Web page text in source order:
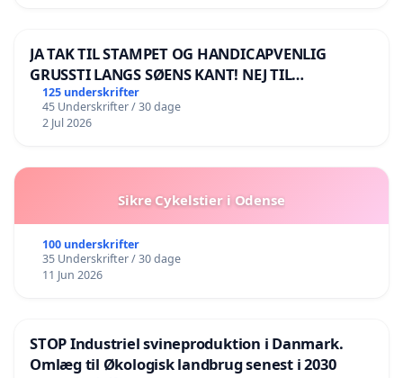
JA TAK TIL STAMPET OG HANDICAPVENLIG
GRUSSTI LANGS SØENS KANT! NEJ TIL
BOARDWALK VÆK FRA SØEN
125 underskrifter
45 Underskrifter / 30 dage
2 Jul 2026
Sikre Cykelstier i Odense
100 underskrifter
35 Underskrifter / 30 dage
11 Jun 2026
STOP Industriel svineproduktion i Danmark.
Omlæg til Økologisk landbrug senest i 2030